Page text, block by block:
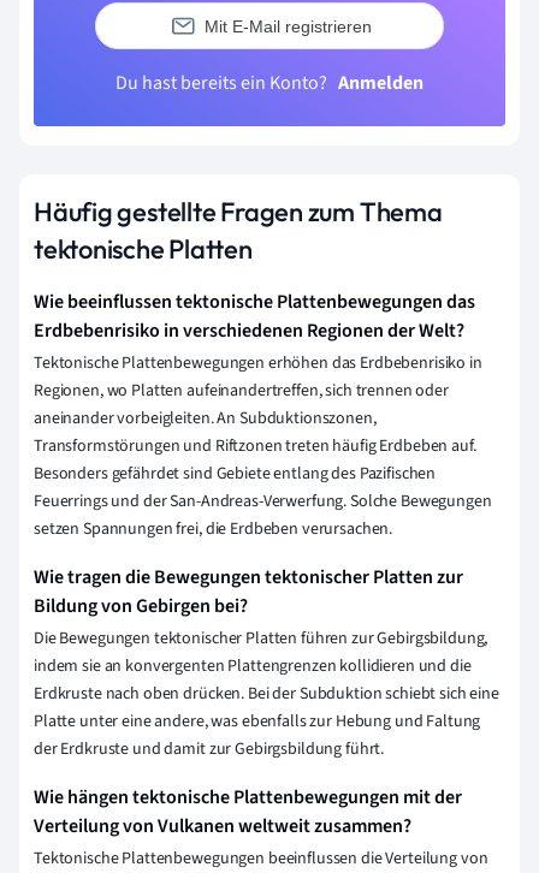
Mit E-Mail registrieren
Du hast bereits ein Konto? Anmelden
Häufig gestellte Fragen zum Thema
tektonische Platten
Wie beeinflussen tektonische Plattenbewegungen das
Erdbebenrisiko in verschiedenen Regionen der Welt?
Tektonische Plattenbewegungen erhöhen das Erdbebenrisiko in
Regionen, wo Platten aufeinandertreffen, sich trennen oder
aneinander vorbeigleiten. An Subduktionszonen,
Transformstörungen und Riftzonen treten häufig Erdbeben auf.
Besonders gefährdet sind Gebiete entlang des Pazifischen
Feuerrings und der San-Andreas-Verwerfung. Solche Bewegungen
setzen Spannungen frei, die Erdbeben verursachen.
Wie tragen die Bewegungen tektonischer Platten zur
Bildung von Gebirgen bei?
Die Bewegungen tektonischer Platten führen zur Gebirgsbildung,
indem sie an konvergenten Plattengrenzen kollidieren und die
Erdkruste nach oben drücken. Bei der Subduktion schiebt sich eine
Platte unter eine andere, was ebenfalls zur Hebung und Faltung
der Erdkruste und damit zur Gebirgsbildung führt.
Wie hängen tektonische Plattenbewegungen mit der
Verteilung von Vulkanen weltweit zusammen?
Tektonische Plattenbewegungen beeinflussen die Verteilung von